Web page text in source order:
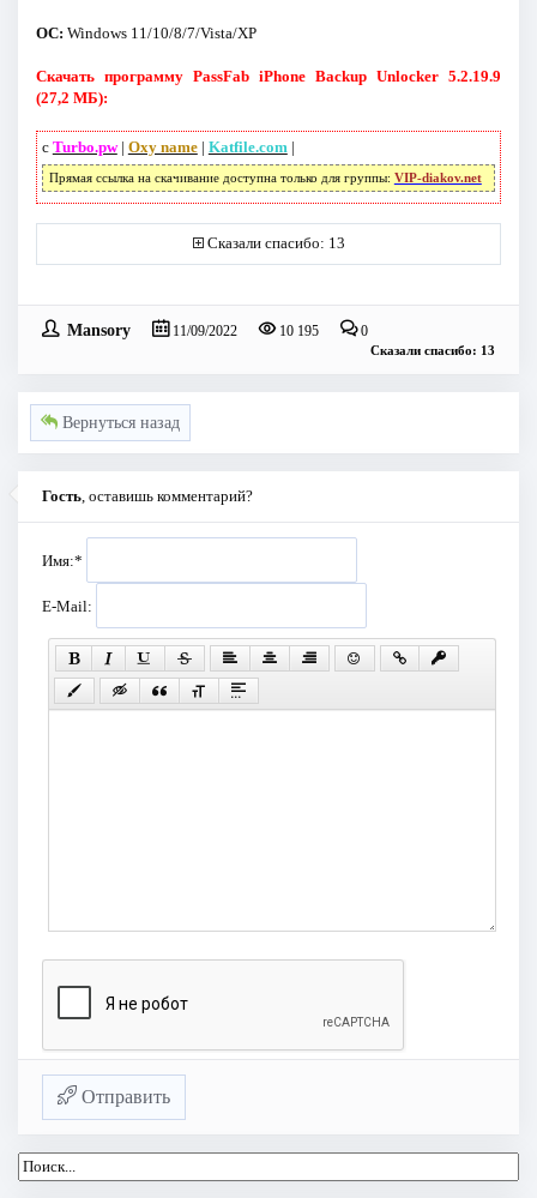
ОС: Windows 11/10/8/7/Vista/XP
Скачать программу PassFab iPhone Backup Unlocker 5.2.19.9
(27,2 МБ):
с Turbo.pw| Oxy name| Katfile.com |
Прямая ссылка на скачивание доступна только для группы: VIP-diakov.net
Сказали спасибо: 13
Mansory 11/09/2022 10 195 0
Сказали спасибо: 13
Вернуться назад
Гость , оставишь комментарий?
Имя:*
E-Mail:
Отправить